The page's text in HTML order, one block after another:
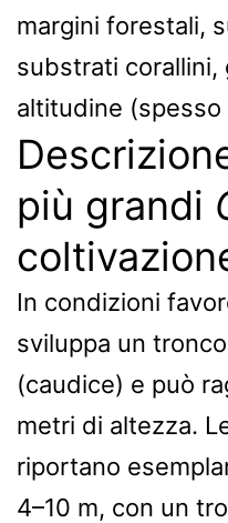
margini forestali,
substrati corallini,
altitudine
più grandi
In condizioni
sviluppa un
(caudice) e può
metri di altezza.
riportano
4–10 m, con un